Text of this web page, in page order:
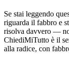
Se stai leggendo
riguarda il fabbro e
risolva davvero —
ChiediMiTutto è il
alla radice, con